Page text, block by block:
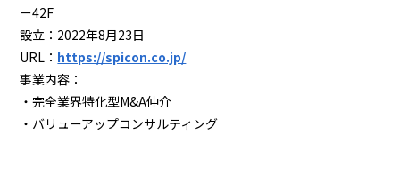
ー42F
設立：2022年8月23日
URL： https://spicon.co.jp/
事業内容：
・完全業界特化型M&A仲介
・バリューアップコンサルティング